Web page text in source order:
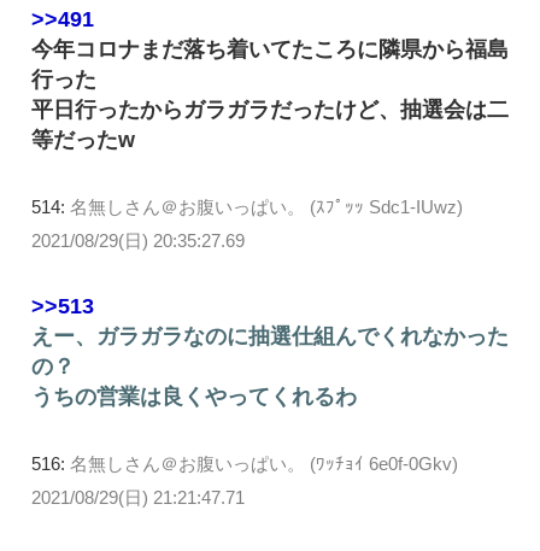
>>491
今年コロナまだ落ち着いてたころに隣県から福島
行った
平日行ったからガラガラだったけど、抽選会は二
等だったw
514: 名無しさん＠お腹いっぱい。 (ｽﾌﾟｯｯ Sdc1-IUwz)
2021/08/29(日) 20:35:27.69
>>513
えー、ガラガラなのに抽選仕組んでくれなかった
の？
うちの営業は良くやってくれるわ
516: 名無しさん＠お腹いっぱい。 (ﾜｯﾁｮｲ 6e0f-0Gkv)
2021/08/29(日) 21:21:47.71